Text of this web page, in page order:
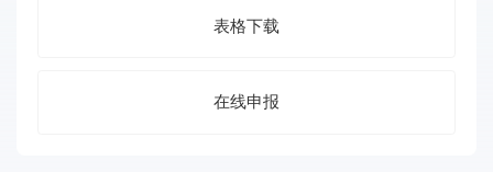
表格下载
在线申报